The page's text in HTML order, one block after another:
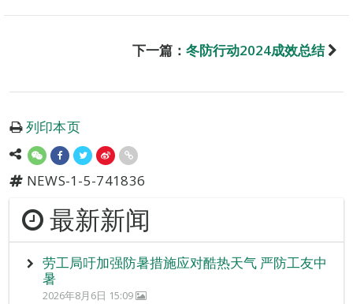
下一篇： 冬防行动2024成效总结
列印本页
NEWS-1-5-741836
最新新闻
劳工局吁加强防暑措施应对酷热天气 严防工友中
暑
2026年8月6日 15:09